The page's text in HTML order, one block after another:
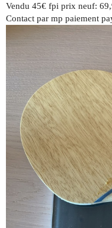
Vendu 45€ fpi prix neuf:
Contact par mp paiement